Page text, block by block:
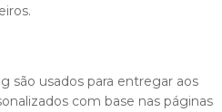
são usados para entregar aos
com base nas páginas